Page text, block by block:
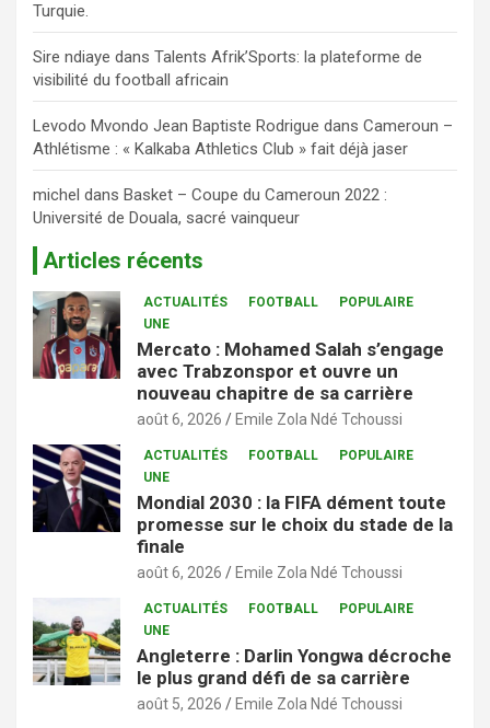
Turquie.
Sire ndiaye dans Talents Afrik’Sports: la plateforme de
visibilité du football africain
Levodo Mvondo Jean Baptiste Rodrigue dans Cameroun –
Athlétisme : « Kalkaba Athletics Club » fait déjà jaser
michel dans Basket – Coupe du Cameroun 2022 :
Université de Douala, sacré vainqueur
Articles récents
ACTUALITÉS FOOTBALL
POPULAIRE
UNE
Mercato : Mohamed Salah s’engage
avec Trabzonspor et ouvre un
nouveau chapitre de sa carrière
août 6, 2026 Emile Zola Ndé Tchoussi
ACTUALITÉS FOOTBALL
POPULAIRE
UNE
Mondial 2030 : la FIFA dément toute
promesse sur le choix du stade de la
finale
août 6, 2026 Emile Zola Ndé Tchoussi
ACTUALITÉS FOOTBALL
POPULAIRE
UNE
Angleterre : Darlin Yongwa décroche
le plus grand défi de sa carrière
août 5, 2026 Emile Zola Ndé Tchoussi